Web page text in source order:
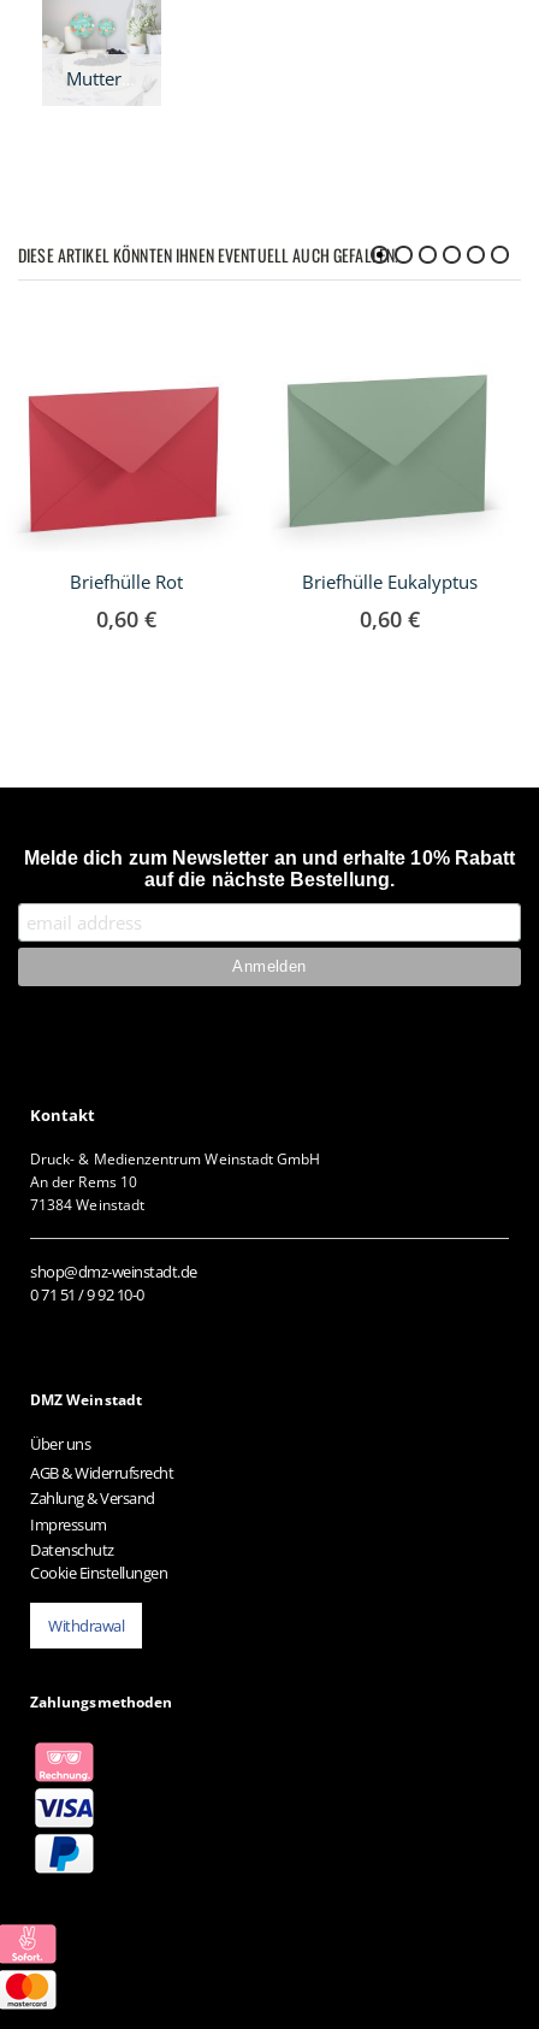
DIESE ARTIKEL KÖNNTEN IHNEN EVENTUELL AUCH GEFALLEN!
Briefhülle Rot
0,60 €
Briefhülle Eukalyptus
0,60 €
Melde dich zum Newsletter an und erhalte 10% Rabatt
auf die nächste Bestellung.
Kontakt
Druck- & Medienzentrum Weinstadt GmbH
An der Rems 10
71384 Weinstadt
shop@dmz-weinstadt.de
0 71 51 / 9 92 10-0
DMZ Weinstadt
Über uns
AGB & Widerrufsrecht
Zahlung & Versand
Impressum
Datenschutz
Cookie Einstellungen
Withdrawal
Zahlungsmethoden